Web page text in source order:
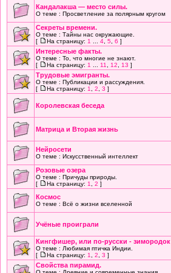
Кандалакша — место силы.
О теме : Просветление за полярным кругом
Секреты времени.
О теме : Тайны нас окружающие.
[
На страницу: 1 4 5 6 ]
Интересные факты.
О теме : То, что многие не знают.
[
На страницу: 1 11 12 13 ]
Трудовые эмигранты.
О теме : Публикации и рассуждения.
[
На страницу: 1 2 3 ]
Королевская беседа
Матрица и Вторая жизнь
Нейросети
О теме : Искусственный интеллект
Розовые озера
О теме : Причуды природы.
[
На страницу: 1 2 ]
Космос
О теме : Всё о жизни вселенной
Учёные проиграли
Кингфишер, или по-русски - зимородок
О теме : Любимая птичка Индии.
[
На страницу: 1 2 3 ]
Свойства пирамид.